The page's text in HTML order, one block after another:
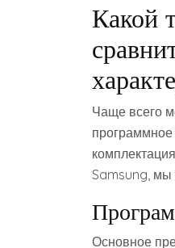
Какой
Чаще всего
Samsung, мы
Основное